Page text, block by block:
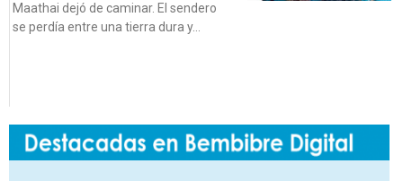
Maathai dejó de caminar. El sendero
se perdía entre una tierra dura y…